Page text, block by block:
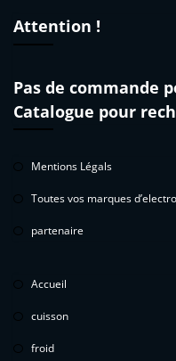
Attention !
Pas de commande
Catalogue pour
Mentions Légals
Toutes vos marques
partenaire
Accueil
cuisson
froid